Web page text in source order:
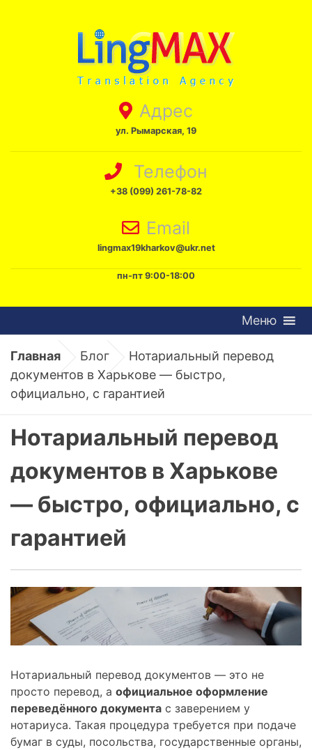
Адрес
ул. Рымарская, 19
Телефон
+38 (099) 261-78-82
Email
lingmax19kharkov@ukr.net
пн-пт 9:00-18:00
Меню
Главная Блог Нотариальный перевод
документов в Харькове — быстро,
официально, с гарантией
Нотариальный перевод
документов в Харькове
— быстро, официально, с
гарантией
Нотариальный перевод документов — это не
просто перевод, а официальное оформление
переведённого документа с заверением у
нотариуса. Такая процедура требуется при подаче
бумаг в суды, посольства, государственные органы,